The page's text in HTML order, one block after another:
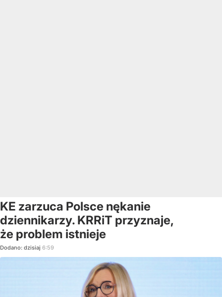
KE zarzuca Polsce nękanie
dziennikarzy. KRRiT przyznaje,
że problem istnieje
Dodano: dzisiaj 6:59